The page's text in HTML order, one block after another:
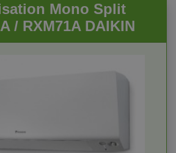
Mono Split
/ RXM71A DAIKIN